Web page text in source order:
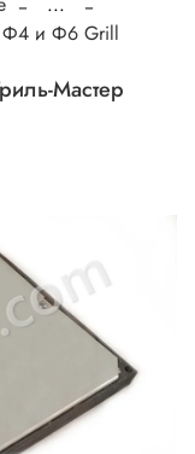
Ф4 и Ф6 Grill
Мастер